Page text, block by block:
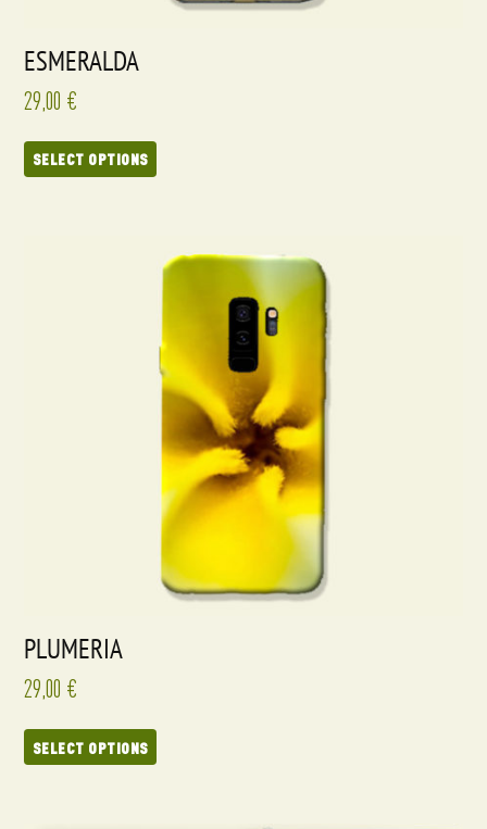
ESMERALDA
29,00 €
SELECT OPTIONS
PLUMERIA
29,00 €
SELECT OPTIONS